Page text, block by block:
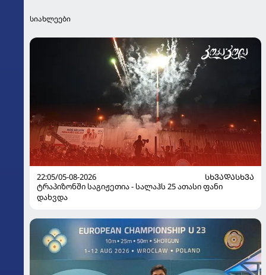
სიახლეები
22:05/05-08-2026
ᲡᲮᲕᲐᲓᲐᲡᲮᲕᲐ
ტრაპიზონში საგიჟეთია - სალაჰს 25 ათასი ფანი
დახვდა